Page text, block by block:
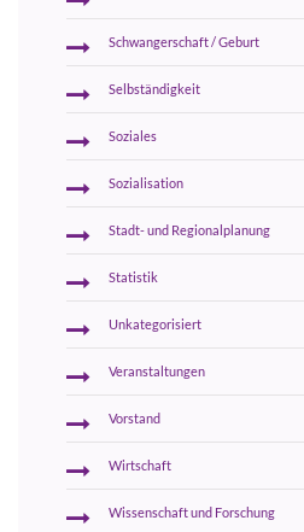
Schwangerschaft / Geburt
Selbständigkeit
Soziales
Sozialisation
Stadt- und Regionalplanung
Statistik
Unkategorisiert
Veranstaltungen
Vorstand
Wirtschaft
Wissenschaft und Forschung